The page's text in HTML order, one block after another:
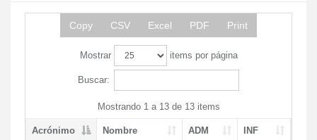
Copy CSV Excel PDF Print
Mostrar items por página
Buscar:
Mostrando 1 a 13 de 13 items
Acrónimo Nombre ADM INF